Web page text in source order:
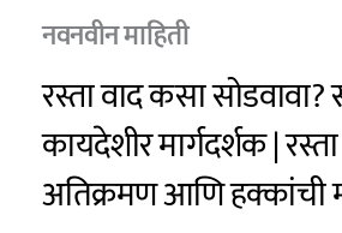
नवनवीन माहिती
रस्ता वाद कसा सोडवावा?
कायदेशीर मार्गदर्शक |
अतिक्रमण आणि हक्कांची